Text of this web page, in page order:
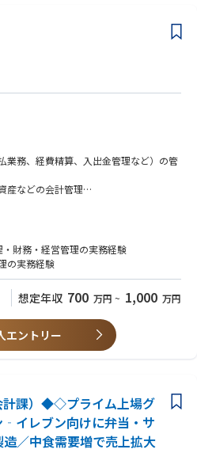
おり、30代が最も多い組織です。日頃
取りながら業務を進めており、活気のあ
。福利厚生も充実しており、長期的に
の日もありますが、振替を含め休暇を取
で土曜日が出勤日の場合もあります
としている社員がほとんどです。
性がありますが、直近数年において転
ンパニーとして、セブン‐イレブン向け
や高齢者世帯の増加、女性就業率の上昇
に中食市場は拡大を続けており、今後も
事業を行うグループ会社の業績も拡大し
の事業成長を目指しています。
業務、経費精算、入出金管理など）の管
産などの会計管理
管理
標の分析
び各種税務対応
の作成および本社との連携
全般 など
務を段階的に担当していただきます。
財務・経営管理の実務経験
の実務経験
想定年収 700 万円 ~ 1,000 万円
エントリー
計課）◆◇プライム上場グ
イレブン向けに弁当・サ
／中食需要増で売上拡大